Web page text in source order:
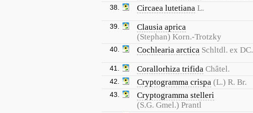
38.
Circaea lutetiana L.
39.
Clausia aprica
(Stephan) Korn.-Trotzky
40. Cochlearia arctica Schltdl. ex DC.
41.
Corallorhiza trifida Châtel.
42.
Cryptogramma crispa (L.) R. Br.
43.
Cryptogramma stelleri
(S.G. Gmel.) Prantl